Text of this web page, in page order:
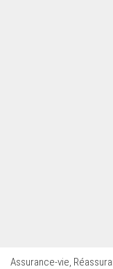
Assurance-vie,